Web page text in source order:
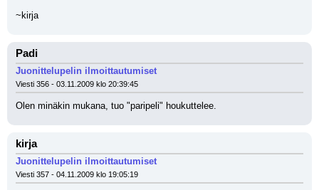
~kirja
Padi
Juonittelupelin ilmoittautumiset
Viesti 356 - 03.11.2009 klo 20:39:45
Olen minäkin mukana, tuo "paripeli" houkuttelee.
kirja
Juonittelupelin ilmoittautumiset
Viesti 357 - 04.11.2009 klo 19:05:19